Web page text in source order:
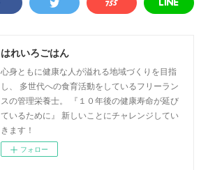
はれいろごはん
心身ともに健康な人が溢れる地域づくりを目指
し、 多世代への食育活動をしているフリーラン
スの管理栄養士。 『１０年後の健康寿命が延び
ているために』 新しいことにチャレンジしてい
きます！
フォロー